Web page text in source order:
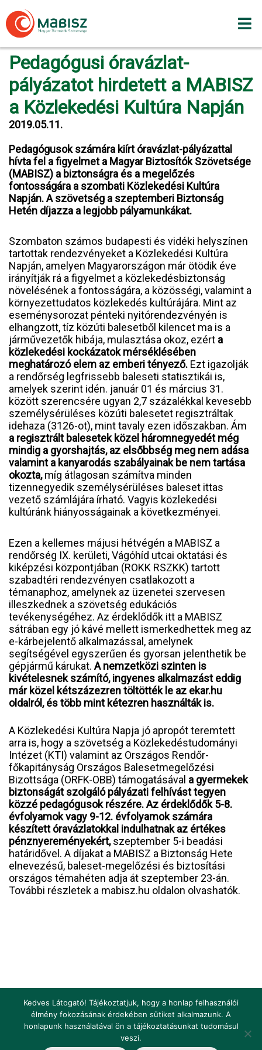
to
content
Pedagógusi óravázlat-
pályázatot hirdetett a MABISZ
a Közlekedési Kultúra Napján
2019.05.11.
Pedagógusok számára kiírt óravázlat-pályázattal
hívta fel a figyelmet a Magyar Biztosítók Szövetsége
(MABISZ) a biztonságra és a megelőzés
fontosságára a szombati Közlekedési Kultúra
Napján. A szövetség a szeptemberi Biztonság
Hetén díjazza a legjobb pályamunkákat.
Szombaton számos budapesti és vidéki helyszínen
tartottak rendezvényeket a Közlekedési Kultúra
Napján, amelyen Magyarországon már ötödik éve
irányítják rá a figyelmet a közlekedésbiztonság
növelésének a fontosságára, a közösségi, valamint a
környezettudatos közlekedés kultúrájára. Mint az
eseménysorozat pénteki nyitórendezvényén is
elhangzott, tíz közúti balesetből kilencet ma is a
járművezetők hibája, mulasztása okoz, ezért a
közlekedési kockázatok mérséklésében
meghatározó elem az emberi tényező. Ezt igazolják
a rendőrség legfrissebb baleseti statisztikái is,
amelyek szerint idén. január 01 és március 31.
között szerencsére ugyan 2,7 százalékkal kevesebb
személysérüléses közúti balesetet regisztráltak
idehaza (3126-ot), mint tavaly ezen időszakban. Ám
a regisztrált balesetek közel háromnegyedét még
mindig a gyorshajtás, az elsőbbség meg nem adása
valamint a kanyarodás szabályainak be nem tartása
okozta,míg átlagosan számítva minden
tizennegyedik személysérüléses baleset ittas
vezető számlájára írható. Vagyis közlekedési
kultúránk hiányosságainak a következményei.
Ezen a kellemes májusi hétvégén a MABISZ a
rendőrség IX. kerületi, Vágóhíd utcai oktatási és
kiképzési központjában (ROKK RSZKK) tartott
szabadtéri rendezvényen csatlakozott a
témanaphoz, amelynek az üzenetei szervesen
illeszkednek a szövetség edukációs
tevékenységéhez. Az érdeklődők itt a MABISZ
sátrában egy jó kávé mellett ismerkedhettek meg az
e-kárbejelentő alkalmazással, amelynek
segítségével egyszerűen és gyorsan jelenthetik be
gépjármű kárukat. A nemzetközi szinten is
kivételesnek számító, ingyenes alkalmazást eddig
már közel kétszázezren töltötték le az ekar.hu
oldalról, és több mint kétezren használták is.
A Közlekedési Kultúra Napja jó apropót teremtett
arra is, hogy a szövetség a Közlekedéstudományi
Intézet (KTI) valamint az Országos Rendőr-
főkapitányság Országos Balesetmegelőzési
Bizottsága (ORFK-OBB) támogatásával a gyermekek
biztonságát szolgáló pályázati felhívást tegyen
közzé pedagógusok részére. Az érdeklődők 5-8.
évfolyamok vagy 9-12. évfolyamok számára
készített óravázlatokkal indulhatnak az értékes
pénznyereményekért,szeptember 5-i beadási
határidővel. A díjakat a MABISZ a Biztonság Hete
elnevezésű, baleset-megelőzési és biztosítási
országos témahéten adja át szeptember 23-án.
További részletek a mabisz.hu oldalon olvashatók.
Impresszum Jogi nyilatkozat Jogszabályok
Kedves Látogató! Tájékoztatjuk, hogy a honlap felhasználói
élmény fokozásának érdekében sütiket alkalmazunk. A
honlapunk használatával ön a tájékoztatásunkat tudomásul
veszi.